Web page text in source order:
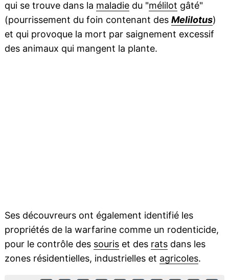
qui se trouve dans la maladiedu "mélilot gâté"
(pourrissement du foin contenant des Melilotus)
et qui provoque la mort par saignement excessif
des animaux qui mangent la plante.
Ses découvreurs ont également identifié les
propriétés de la warfarine comme un rodenticide,
pour le contrôle des souriset des ratsdans les
zones résidentielles, industrielles et agricoles.